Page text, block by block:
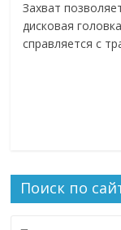
Захват
дисковая
справляется с
Поиск по